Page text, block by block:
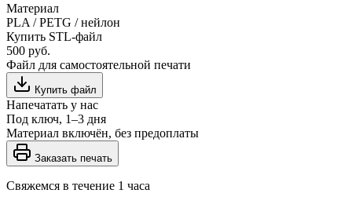
Материал
PLA / PETG / нейлон
Купить STL-файл
500 руб.
Файл для самостоятельной печати
Купить файл
Напечатать у нас
Под ключ, 1–3 дня
Материал включён, без предоплаты
Заказать печать
Свяжемся в течение 1 часа